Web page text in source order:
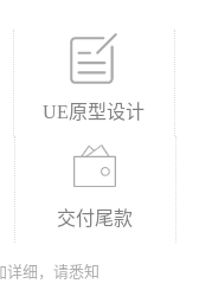
UE原型设计
交付尾款
详细，请悉知